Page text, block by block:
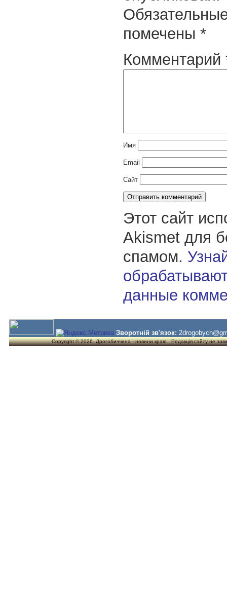
помечены *
Комментарий
Имя
Email
Сайт
Этот сайт
Akismet для
спамом.
данные
Зворотній зв'язок:
Copyright © 2026. Дрогобиччина - новини краю . Редакція сайту не